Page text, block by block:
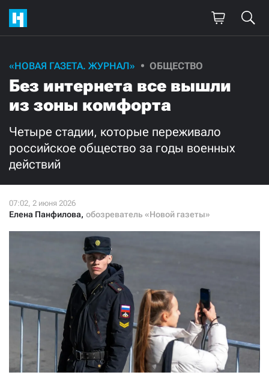
«НОВАЯ ГАЗЕТА. ЖУРНАЛ» ОБЩЕСТВО
Без интернета все вышли
из зоны комфорта
Четыре стадии, которые переживало
российское общество за годы военных
действий
Елена Панфилова, обозреватель «Новой газеты»
Поддержите
нашу работу!
Ежемесячно
3000 1000
Нажимая кнопку «Стать соучастником»,
условия и подтверждаю свое гражданство РФ
СТАТЬ СОУЧАСТНИКОМ
ПОДЕЛИТЬСЯ С ДРУЗЬЯМИ
Если у вас есть вопросы, пишите donate@novayagazeta.ru
звоните:
+7 (929) 612-03-68